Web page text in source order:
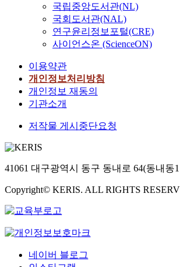
국립중앙도서관(NL)
국회도서관(NAL)
연구윤리정보포털(CRE)
사이언스온 (ScienceON)
이용약관
개인정보처리방침
개인정보 재동의
기관소개
저작물 게시중단요청
41061 대구광역시 동구 동내로 64(동내동
Copyright© KERIS. ALL RIGHTS
네이버 블로그